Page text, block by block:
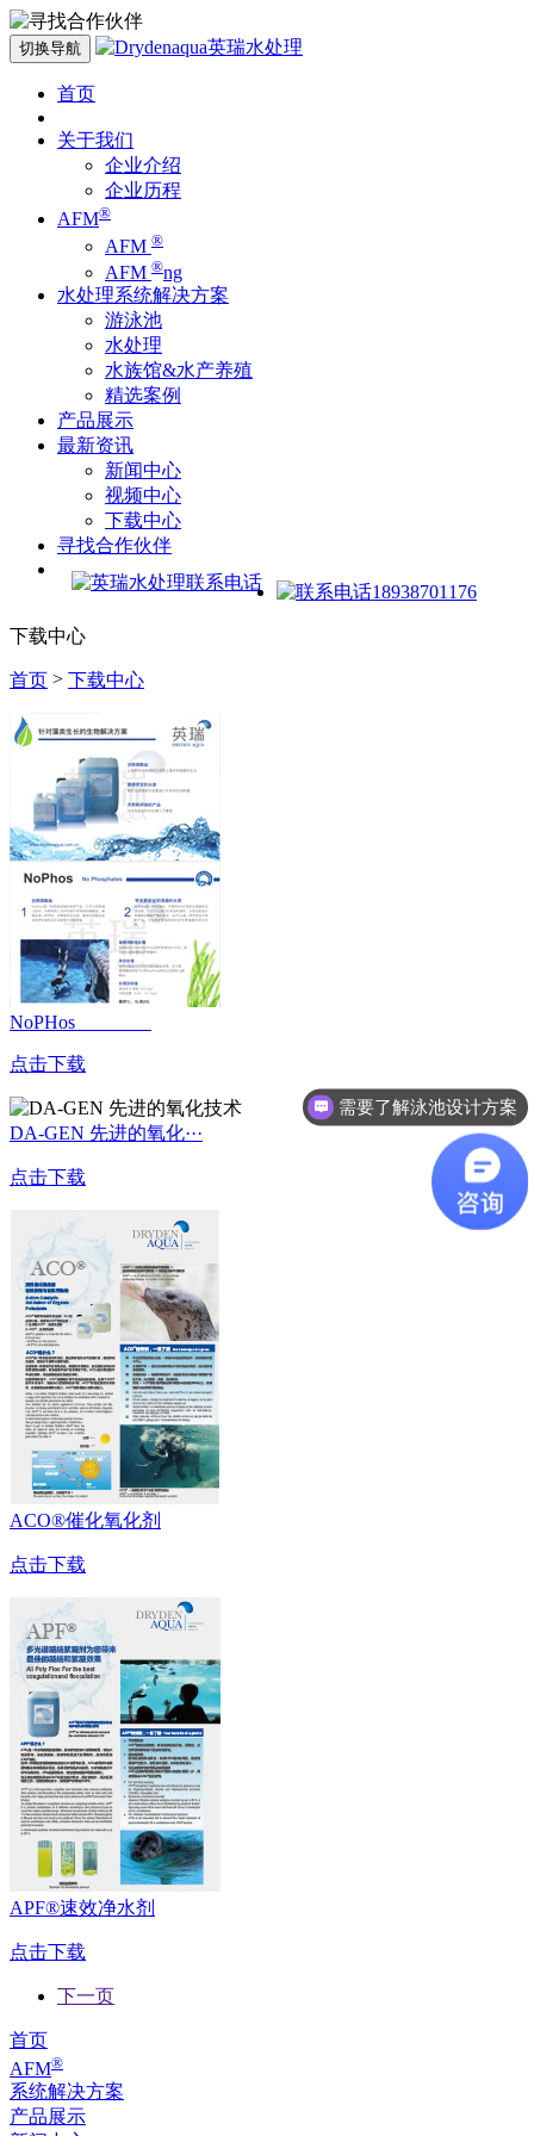
切换导航
首页
关于我们
企业介绍
企业历程
AFM®
AFM ®
AFM ®ng
水处理系统解决方案
游泳池
水处理
水族馆&水产养殖
精选案例
产品展示
最新资讯
新闻中心
视频中心
下载中心
寻找合作伙伴
下载中心
首页 > 下载中心
NoPHos
点击下载
DA-GEN 先进的氧化···
点击下载
ACO®催化氧化剂
点击下载
APF®速效净水剂
点击下载
下一页
首页
AFM®
系统解决方案
产品展示
需要了解泳池设计方案